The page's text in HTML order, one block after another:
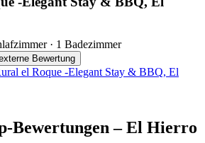
· 1 Badezimmer
Bewertung
el Roque -Elegant Stay & BBQ, El
Bewertungen – El Hierro